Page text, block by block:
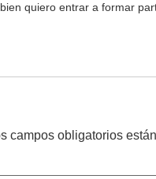
quiero entrar a formar
campos obligatorios